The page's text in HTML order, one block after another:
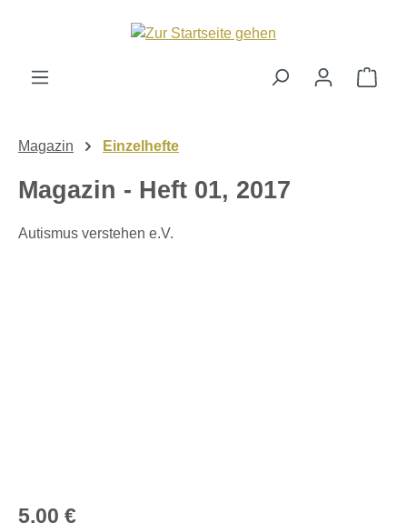
Magazin Einzelhefte
Magazin - Heft 01, 2017
Autismus verstehen e.V.
5,00 €